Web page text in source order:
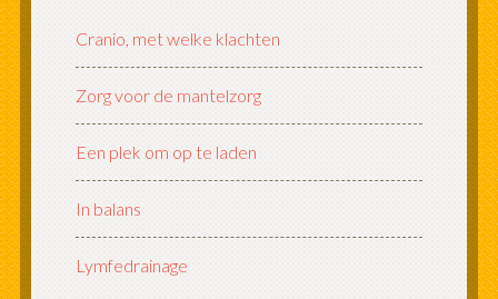
Cranio, met welke klachten
Zorg voor de mantelzorg
Een plek om op te laden
In balans
Lymfedrainage